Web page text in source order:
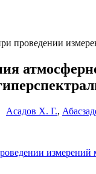
проведении
Асадов Х. Г.,